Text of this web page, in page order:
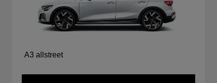
A3 allstreet